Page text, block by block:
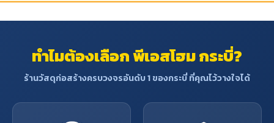
ทำไมต้องเลือก พีเอสโฮม กระบี่?
ร้านวัสดุก่อสร้างครบวงจรอันดับ 1 ของกระบี่ ที่คุณไว้วางใจได้